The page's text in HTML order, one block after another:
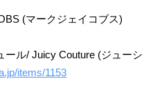
(マークジェイコブス)
ル/ Juicy Couture (ジューシ
items/1153